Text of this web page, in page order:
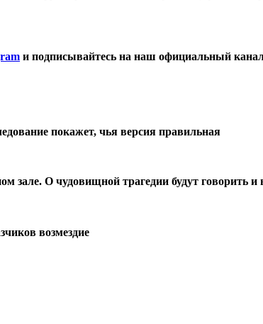
и подписывайтесь на наш официальный
покажет, чья версия правильная
О чудовищной трагедии будут говорить и
возмездие